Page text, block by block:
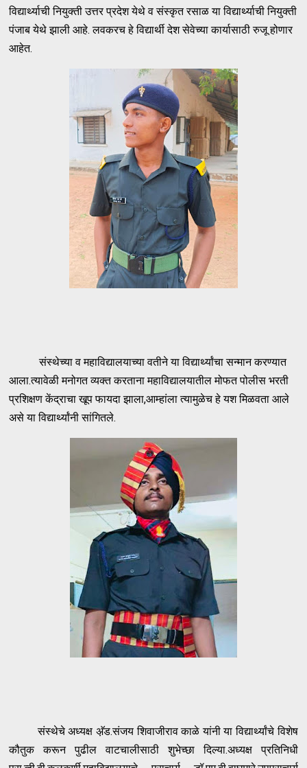
विद्यार्थ्याची नियुक्ती उत्तर प्रदेश येथे व संस्कृत रसाळ या विद्यार्थ्याची नियुक्ती
पंजाब येथे झाली आहे. लवकरच हे विद्यार्थी देश सेवेच्या कार्यासाठी रुजू होणार
आहेत.
संस्थेच्या व महाविद्यालयाच्या वतीने या विद्यार्थ्यांचा सन्मान करण्यात
आला.त्यावेळी मनोगत व्यक्त करताना महाविद्यालयातील मोफत पोलीस भरती
प्रशिक्षण केंद्राचा खूप फायदा झाला,आम्हांला त्यामुळेच हे यश मिळवता आले
असे या विद्यार्थ्यांनी सांगितले.
संस्थेचे अध्यक्ष अ़ॅड.संजय शिवाजीराव काळे यांनी या विद्यार्थ्यांचे विशेष
कौतुक करून पुढील वाटचालीसाठी शुभेच्छा दिल्या.अध्यक्ष प्रतिनिधी